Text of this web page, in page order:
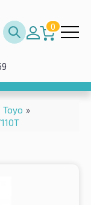
0
Toyo »